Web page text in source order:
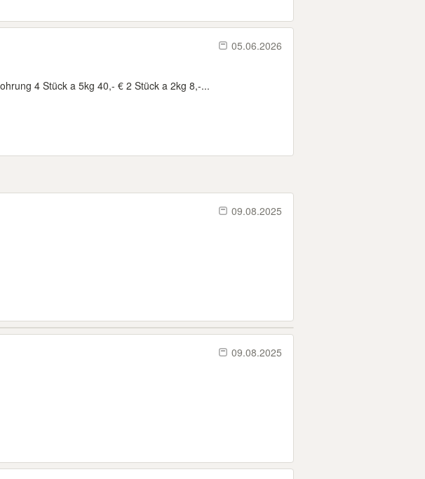
05.06.2026
4 Stück a 5kg 40,- € 2 Stück a 2kg 8,-...
09.08.2025
09.08.2025